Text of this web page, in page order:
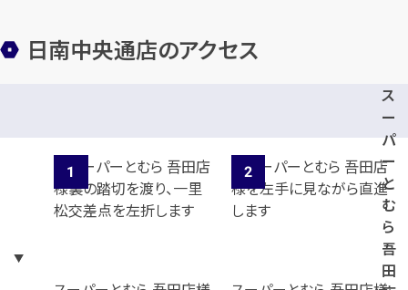
日南中央通店のアクセス
ス
ー
パ
ー
と
む
ら
吾
田